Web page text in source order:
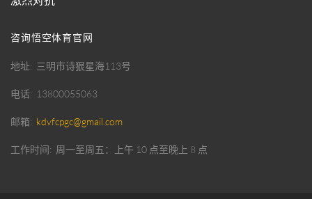
咨询悟空体育官网
地址 三明市诗狠星海113号
电话 13800055063
邮箱 kdvfcpgc@gmail.com
工作时间 周一至周五：上午 10 点至晚上 8 点